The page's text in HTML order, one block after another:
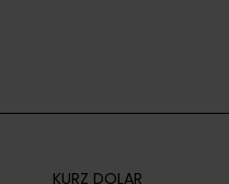
KURZ DOLAR